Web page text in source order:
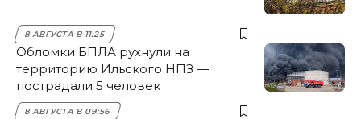
8 АВГУСТА В 11:25
Обломки БПЛА рухнули на
территорию Ильского НПЗ —
пострадали 5 человек
8 АВГУСТА В 09:56